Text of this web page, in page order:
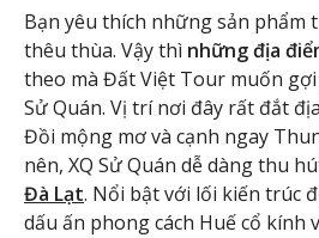
Bạn yêu thích những sản phẩm
thêu thùa. Vậy thì những địa
theo mà Đất Việt Tour muốn gợi
Sử Quán. Vị trí nơi đây rất đắt
Đồi mộng mơ và cạnh ngay
nên, XQ Sử Quán dễ dàng thu
Đà Lạt. Nổi bật với lối kiến trúc
dấu ấn phong cách Huế cổ kính